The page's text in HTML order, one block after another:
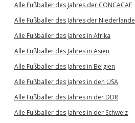
Alle Fußballer des Jahres der CONCACAF
Alle Fußballer des Jahres der Niederlande
Alle Fußballer des Jahres in Afrika
Alle Fußballer des Jahres in Asien
Alle Fußballer des Jahres in Belgien
Alle Fußballer des Jahres in den USA
Alle Fußballer des Jahres in der DDR
Alle Fußballer des Jahres in der Schweiz